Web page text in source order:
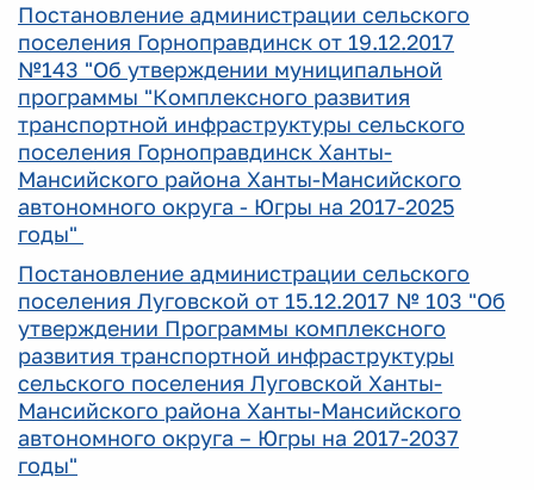
Постановление администрации сельского
поселения Горноправдинск от 19.12.2017
№143 "Об утверждении муниципальной
программы "Комплексного развития
транспортной инфраструктуры сельского
поселения Горноправдинск Ханты-
Мансийского района Ханты-Мансийского
автономного округа - Югры на 2017-2025
годы"
Постановление администрации сельского
поселения Луговской от 15.12.2017 № 103 "Об
утверждении Программы комплексного
развития транспортной инфраструктуры
сельского поселения Луговской Ханты-
Мансийского района Ханты-Мансийского
автономного округа – Югры на 2017-2037
годы"